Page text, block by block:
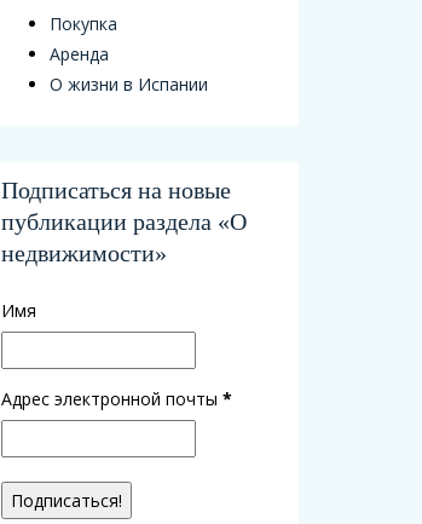
Покупка
Аренда
О жизни в Испании
Подписаться на новые
публикации раздела «О
недвижимости»
Имя
Адрес электронной почты *